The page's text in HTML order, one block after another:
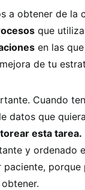
a obtener de la
que
en las
de tu
Cuando
datos que
esta tarea.
y ordenado
paciente,